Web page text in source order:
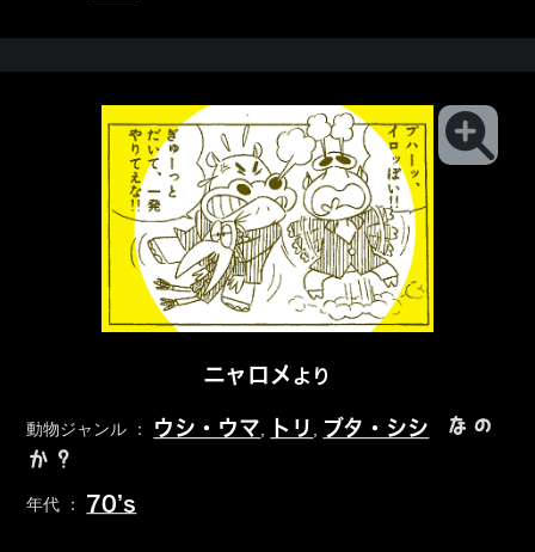
ニャロメ より
動物ジャンル ： ウシ・ウマ, トリ , ブタ・シシ
なの
か？
年代 ： 70’s